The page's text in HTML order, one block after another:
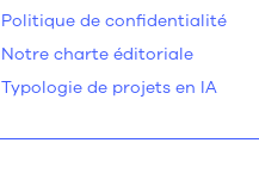
Politique de confidentialité
Notre charte éditoriale
Typologie de projets en IA